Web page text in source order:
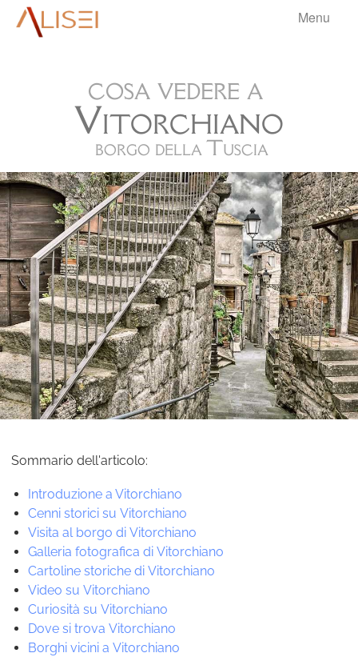
aliseri Menu
BORGHI ▼
BLOG▼
INFO▼
cosa vedere a
Vitorchiano
borgo della Tuscia
.
.
.
.
Sommario dell'articolo:
Introduzione a Vitorchiano
Cenni storici su Vitorchiano
Visita al borgo di Vitorchiano
Galleria fotografica di Vitorchiano
Cartoline storiche di Vitorchiano
Video su Vitorchiano
Curiosità su Vitorchiano
Dove si trova Vitorchiano
Borghi vicini a Vitorchiano